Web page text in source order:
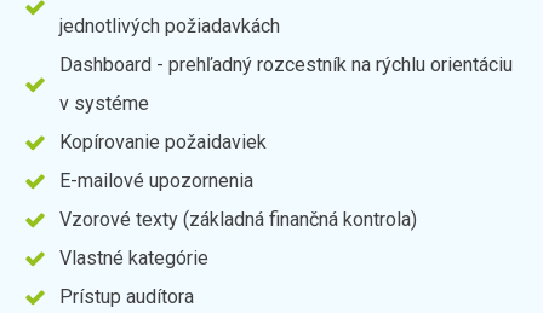
jednotlivých požiadavkách
Dashboard - prehľadný rozcestník na rýchlu orientáciu
v systéme
Kopírovanie požaidaviek
E-mailové upozornenia
Vzorové texty (základná finančná kontrola)
Vlastné kategórie
Prístup audítora